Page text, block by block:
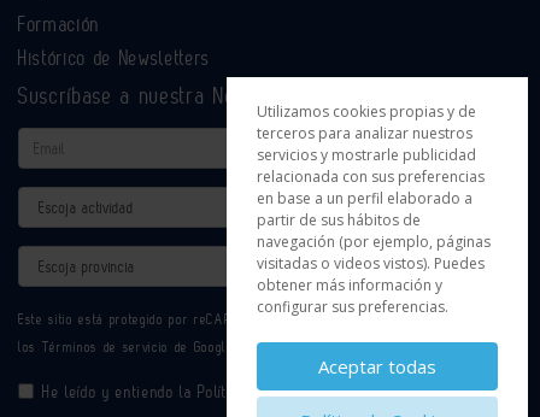
Formación
Histórico de Newsletters
Suscríbase a nuestra Newsletter
Email
Actividad
Provincia
Este sitio está protegido por reCAPTCHA y se aplican la
los Términos de servicio de Google.
He leído y entiendo la Política de Privacidad
Utilizamos cookies propias y de
terceros para analizar nuestros
servicios y mostrarle publicidad
relacionada con sus preferencias
en base a un perfil elaborado a
partir de sus hábitos de
navegación (por ejemplo, páginas
visitadas o videos vistos). Puedes
obtener más información y
configurar sus preferencias.
Aceptar todas